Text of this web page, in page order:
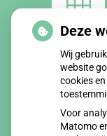
Afspraken
maken
Deze
Wij
website
cookies
Voor
Matomo